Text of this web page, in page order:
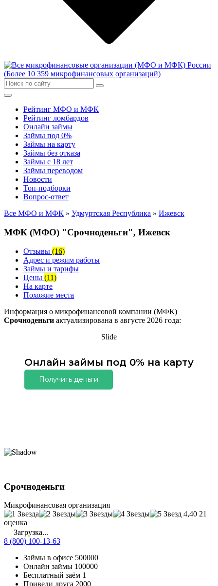
Рейтинг МФО и МФК
Рейтинг ломбардов
Онлайн займы
Займы под 0%
Займы на карту
Займы без отказа
Займы с 18 лет
Займы переводом
Новости
Топ-подборки
Вопрос-ответ
Все МФО и МФК » Удмуртская Республика » Ижевск
МФК (МФО) "Срочноденьги", Ижевск
Отзывы (16)
Адрес и режим работы
Займы и тарифы
Цены (11)
На карте
Похожие места
Информация о микрофинансовой компании (МФК)
Срочноденьги актуализирована в августе 2026 года:
Slide
Онлайн займы под 0% на карту
Получить деньги
Срочноденьги
Микрофинансовая организация
4,40 21
оценка
Загрузка...
8 (800) 100-13-63
Займы в офисе 500000
Онлайн займы 100000
Бесплатный заём 1
Приведи друга 2000